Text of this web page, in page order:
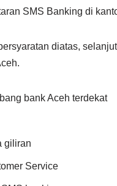
SMS Banking di
diatas,
bank Aceh terdekat
giliran
Service